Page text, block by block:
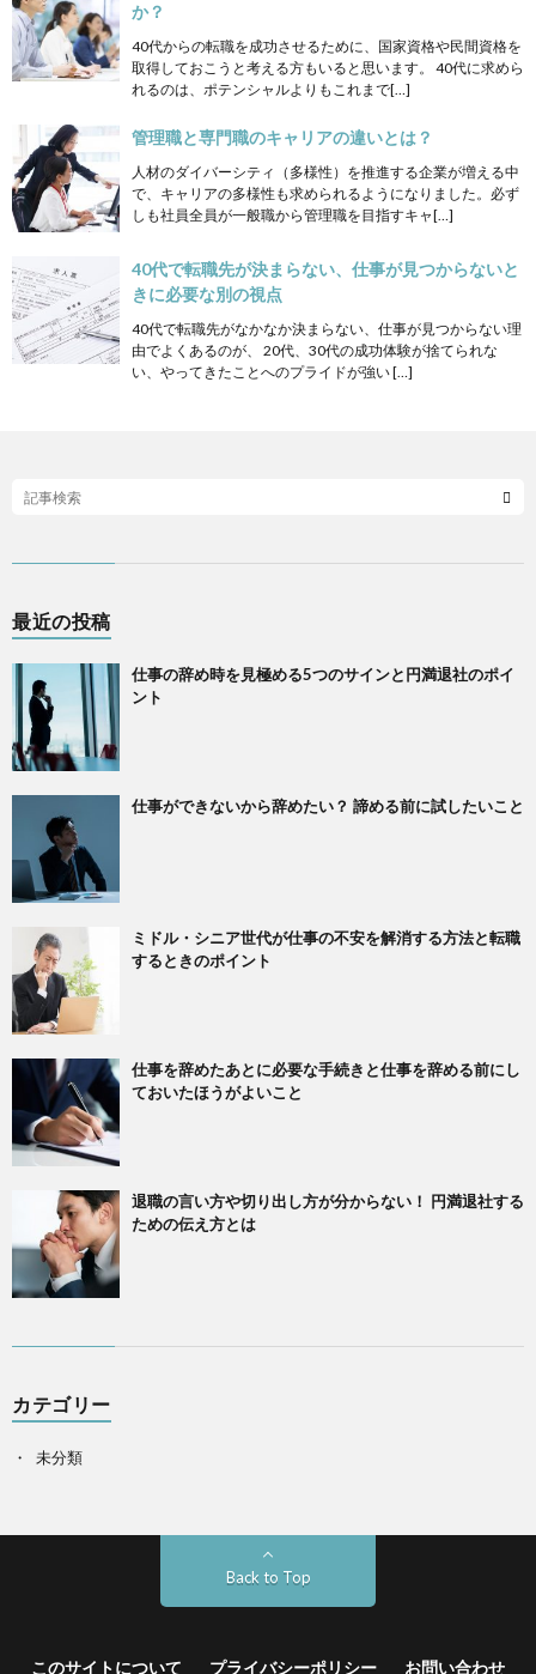
か？
40代からの転職を成功させるために、国家資格や民間資格を
取得しておこうと考える方もいると思います。 40代に求めら
れるのは、ポテンシャルよりもこれまで[…]
管理職と専門職のキャリアの違いとは？
人材のダイバーシティ（多様性）を推進する企業が増える中
で、キャリアの多様性も求められるようになりました。必ず
しも社員全員が一般職から管理職を目指すキャ[…]
40代で転職先が決まらない、仕事が見つからないと
きに必要な別の視点
40代で転職先がなかなか決まらない、仕事が見つからない理
由でよくあるのが、 20代、30代の成功体験が捨てられな
い、やってきたことへのプライドが強い […]
最近の投稿
仕事の辞め時を見極める5つのサインと円満退社のポイ
ント
仕事ができないから辞めたい？ 諦める前に試したいこと
ミドル・シニア世代が仕事の不安を解消する方法と転職
するときのポイント
仕事を辞めたあとに必要な手続きと仕事を辞める前にし
ておいたほうがよいこと
退職の言い方や切り出し方が分からない！ 円満退社する
ための伝え方とは
カテゴリー
未分類
Back to Top
このサイトについて プライバシーポリシー お問い合わせ